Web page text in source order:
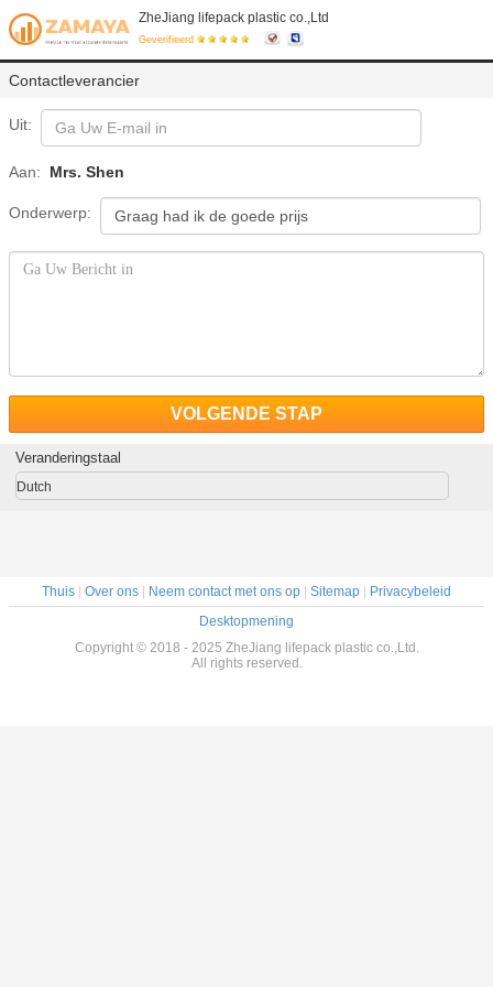
ZheJiang lifepack plastic co.,Ltd
Geverifieerd
Contactleverancier
Uit:
Aan: Mrs. Shen
Onderwerp:
VOLGENDE STAP
Veranderingstaal
Dutch
Thuis Over ons Neem contact met ons op Sitemap
Privacybeleid
Desktopmening
Copyright © 2018 - 2025 ZheJiang lifepack plastic co.,Ltd.
All rights reserved.